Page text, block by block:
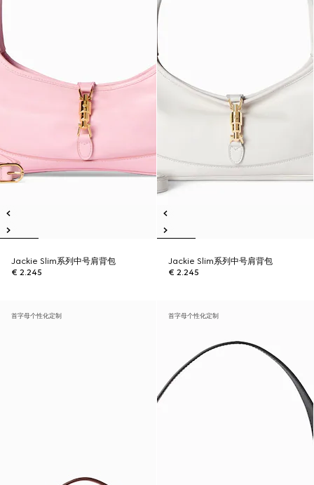
Jackie Slim系列中号肩背包
€ 2.245
Jackie Slim系列中号肩背包
€ 2.245
首字母个性化定制 首字母个性化定制